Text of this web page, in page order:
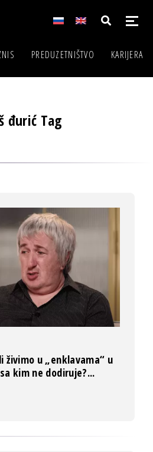
PREDUZETNIŠTVO KARIJERA
đurić Tag
živimo u „enklavama“ u
kim ne dodiruje?...